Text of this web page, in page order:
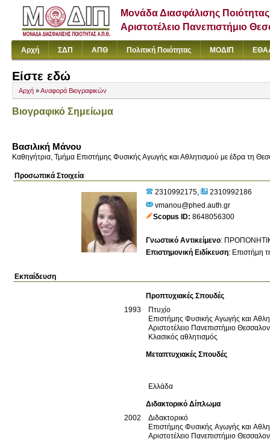
Μονάδα Διασφάλισης Ποιότητας
Αριστοτέλειο Πανεπιστήμιο
Αρχή ΣΔΠ ΑΠΘ Πολιτική Ποιότητας ΜΟΔΙΠ
Είστε εδώ
Αρχή »Αναφορά Βιογραφικών
Βιογραφικό Σημείωμα
Βασιλική Μάνου
Καθηγήτρια, Τμήμα Επιστήμης Φυσικής Αγωγής και Αθλητισμού με έδρα τη
Προσωπικά Στοιχεία
2310992175
2310992186
vmanou@phed.auth.gr
Scopus ID 8648056300
Γνωστικό Αντικείμενο:
Επιστημονική Ειδίκευση: Επιστήμη
Εκπαίδευση
Προπτυχιακές Σπουδές
1993
Πτυχίο
Επιστήμης Φυσικής Αγωγής και
Αριστοτέλειο Πανεπιστήμιο
Κλασικός αθλητισμός
Μεταπτυχιακές Σπουδές
Ελλάδα
Διδακτορικό Δίπλωμα
2002
Διδακτορικό
Επιστήμης Φυσικής Αγωγής και
Αριστοτέλειο Πανεπιστήμιο